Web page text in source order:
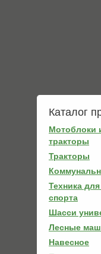
Каталог
Мотоблоки
тракторы
Тракторы
Техника
спорта
Шасси
Лесные
Навесное